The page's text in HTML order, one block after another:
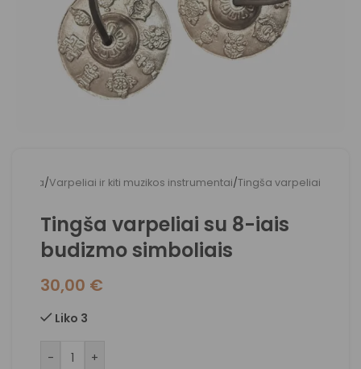
Pradžia/Varpeliai ir kiti muzikos instrumentai/Tingša varpeliai
Tingša varpeliai su 8-iais
budizmo simboliais
30,00 €
Liko 3
- +